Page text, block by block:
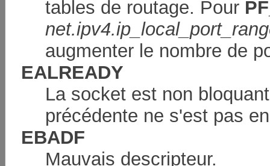
tables de routage. Pour
augmenter le nombre de
EALREADY
La socket est non
précédente ne s'est pas
EBADF
Mauvais descripteur.